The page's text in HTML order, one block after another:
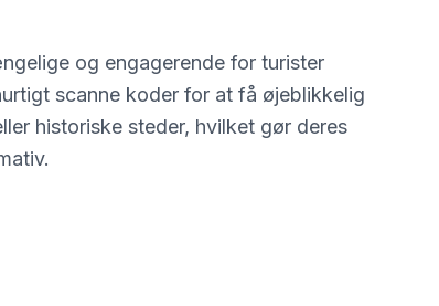
og engagerende for turister
scanne koder for at få øjeblikkelig
historiske steder, hvilket gør deres